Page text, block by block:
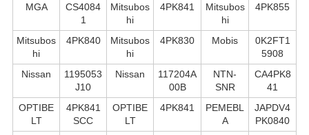
MGA
CS4084
1
Mitsubos
hi
4PK841
Mitsubos
hi
4PK855
Mitsubos
hi
4PK840
Mitsubos
hi
4PK830 Mobis
0K2FT1
5908
Nissan
1195053
J10
Nissan
117204A
00B
NTN-
SNR
CA4PK8
41
OPTIBE
LT
4PK841
SCC
OPTIBE
LT
4PK841
PEMEBL
A
JAPDV4
PK0840